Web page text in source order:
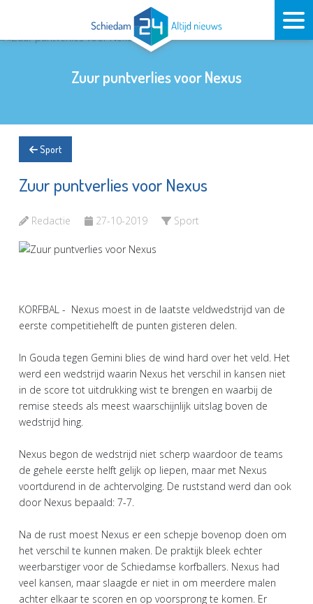
Zuur puntverlies voor Nexus
Sport
Zuur puntverlies voor Nexus
Redactie 27-10-2019 Sport
KORFBAL - Nexus moest in de laatste veldwedstrijd van de
eerste competitiehelft de punten gisteren delen.
In Gouda tegen Gemini blies de wind hard over het veld. Het
werd een wedstrijd waarin Nexus het verschil in kansen niet
in de score tot uitdrukking wist te brengen en waarbij de
remise steeds als meest waarschijnlijk uitslag boven de
wedstrijd hing.
Nexus begon de wedstrijd niet scherp waardoor de teams
de gehele eerste helft gelijk op liepen, maar met Nexus
voortdurend in de achtervolging. De ruststand werd dan ook
door Nexus bepaald: 7-7.
Na de rust moest Nexus er een schepje bovenop doen om
het verschil te kunnen maken. De praktijk bleek echter
weerbarstiger voor de Schiedamse korfballers. Nexus had
veel kansen, maar slaagde er niet in om meerdere malen
achter elkaar te scoren en op voorsprong te komen. Er